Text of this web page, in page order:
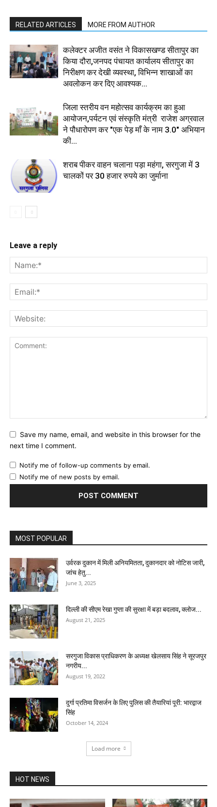
RELATED ARTICLES MORE FROM AUTHOR
कलेक्टर अजीत वसंत ने विकासखण्ड सीतापुर का
किया दौरा,जनपद पंचायत कार्यालय सीतापुर का
निरीक्षण कर देखी व्यवस्था, विभिन्न शाखाओं का
अवलोकन कर दिए आवश्यक...
जिला स्तरीय वन महोत्सव कार्यक्रम का हुआ
आयोजन,पर्यटन एवं संस्कृति मंत्री राजेश अग्रवाल
ने पौधारोपण कर "एक पेड़ माँ के नाम 3.0" अभियान
की...
शराब पीकर वाहन चलाना पड़ा महंगा, सरगुजा में 3
चालकों पर 30 हजार रुपये का जुर्माना
Leave a reply
Save my name, email, and website in this browser for the
next time I comment.
Notify me of follow-up comments by email.
Notify me of new posts by email.
MOST POPULAR
उर्वरक दुकान में मिली अनियमितता, दुकानदार को नोटिस जारी,
जांच हेतु...
June 3, 2025
दिल्ली की सीएम रेखा गुप्ता की सुरक्षा में बड़ा बदलाव, क्लोज...
August 21, 2025
सरगुजा विकास प्राधिकरण के अध्यक्ष खेलसाय सिंह ने सूरजपुर
नगरीय...
August 19, 2022
दुर्गा प्रतिमा विसर्जन के लिए पुलिस की तैयारियां पूरी: भारद्वाज
सिंह
October 14, 2024
Load more
HOT NEWS